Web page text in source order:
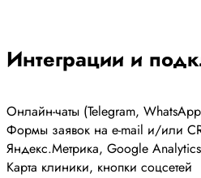
Интеграции и
Онлайн-чаты (Telegram,
Формы заявок на e-mail и/или
Яндекс.Метрика, Google Analytics
Карта клиники, кнопки соцсетей